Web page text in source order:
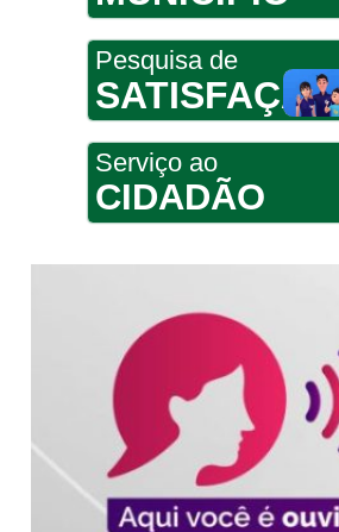
Pesquisa de
SATISFAÇÃO
Serviço ao
CIDADÃO